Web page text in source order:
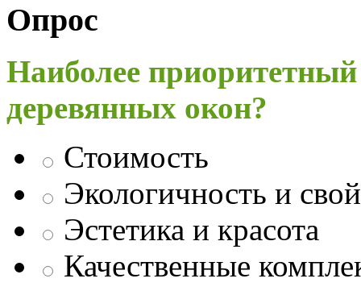
Опрос
Наиболее
деревянных окон?
Стоимость
Экологичность и
Эстетика и красота
Качественные